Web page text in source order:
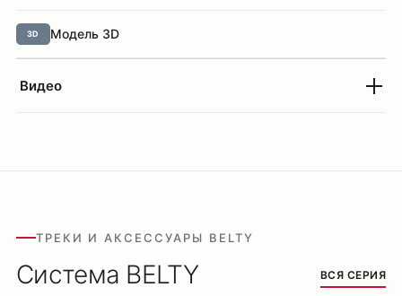
3D Модель 3D
Видео
ТРЕКИ И АКСЕССУАРЫ BELTY
Система BELTY ВСЯ СЕРИЯ
Трековые системы
Точечные светильники
Оплата